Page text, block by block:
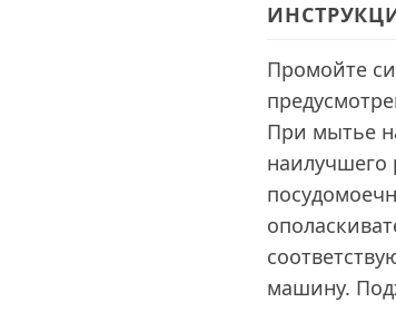
Промойте
При мытье
наилучшего
машину.